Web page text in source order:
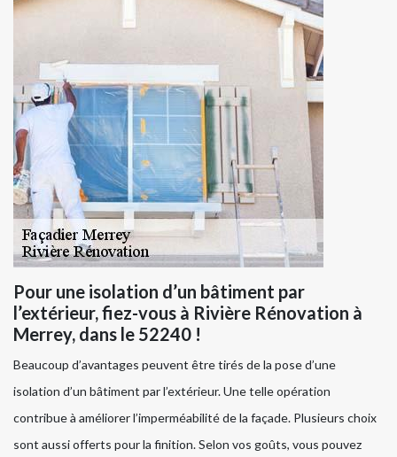
Pour une isolation d’un bâtiment par
l’extérieur, fiez-vous à Rivière Rénovation à
Merrey, dans le 52240 !
Beaucoup d’avantages peuvent être tirés de la pose d’une
isolation d’un bâtiment par l’extérieur. Une telle opération
contribue à améliorer l’imperméabilité de la façade. Plusieurs choix
sont aussi offerts pour la finition. Selon vos goûts, vous pouvez